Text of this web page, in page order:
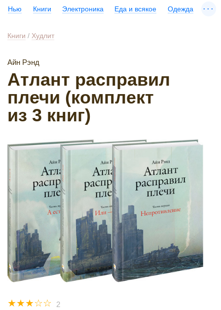
Нью Книги Электроника Еда и всякое Одежда ...
Книги / Худлит
Айн Рэнд
Атлант расправил
плечи (комплект
из 3 книг)
☆
☆
☆
☆
☆ 2